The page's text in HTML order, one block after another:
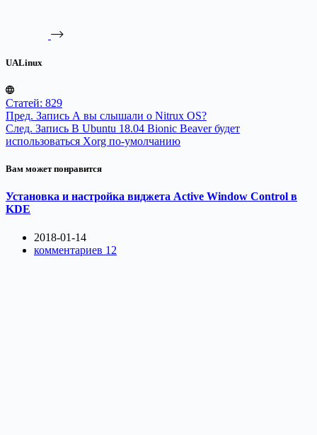
UALinux
Статей: 829
Пред. Запись А вы слышали о Nitrux OS?
След. Запись В Ubuntu 18.04 Bionic Beaver будет
использоваться Xorg по-умолчанию
Вам может понравится
Установка и настройка виджета Active Window Control в
KDE
2018-01-14
комментариев 12